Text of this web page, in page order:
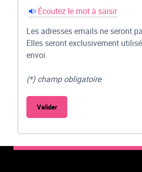
Écoutez le mot à saisir
Les adresses emails ne seront
Elles seront exclusivement
envoi.
(*) champ obligatoire